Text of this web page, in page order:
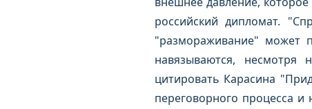
российский дипломат.
"размораживание" может
навязываются, несмотря
цитировать Карасина
переговорного процесса